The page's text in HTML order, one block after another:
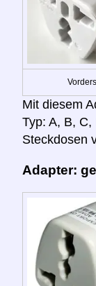
Mit diesem
Typ: A, B,
Steckdosen
Adapter: